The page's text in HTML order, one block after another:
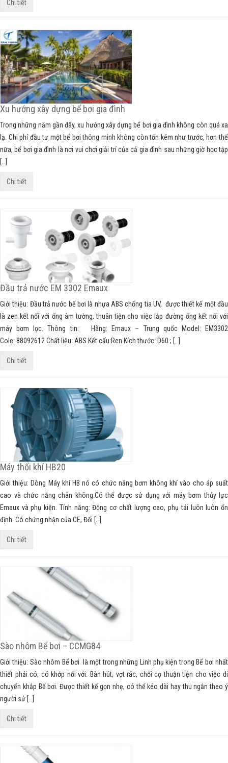
Chi tiết
Xu hướng xây dựng bể bơi gia đình
Trong những năm gần đây, xu hướng xây dựng bể bơi gia đình không còn quá xa
lạ. Chi phí đầu tư một bể bơi thông minh không còn tốn kém như trước, hơn thế
nữa, bể bơi gia đình là nơi vui chơi giải trí của cả gia đình sau những giờ học tập
[…]
Chi tiết
Đầu trả nước EM 3302 Emaux
Giới thiệu: Đầu trả nước bể bơi là nhựa ABS chống tia UV, được thiết kế một đầu
là zen kết nối với ống âm tường, thuân tiện cho việc lắp đường ống kết nối với
máy bơm lọc. Thông tin: Hãng: Emaux – Trung quốc Model: EM3302
Cole: 88092612 Chất liệu: ABS Kết cấu:Ren Kích thước: D60 ; […]
Chi tiết
Máy thổi khí HB20
Giới thiệu: Dòng Máy khí HB nó có chức năng bơm không khí vào cho áp suất
cao và chức năng chân không.Có thể được sử dụng với máy bơm thủy lực
Emaux và phụ kiện. Tính năng: Động cơ chất lượng cao, phụ tải luôn luôn ổn
định. Có chứng nhận của CE, Đối […]
Chi tiết
Sào nhôm Bể bơi – CCMG84
Giới thiệu: Sào nhôm Bể bơi là một trong những Linh phụ kiện trong Bể bơi nhất
thiết phải có, có khớp nối với: Bàn hút, vợt rác, chổi cọ thuận tiện cho việc di
chuyển khắp Bể bơi. Được thiết kế gọn nhẹ, có thể kéo dài hay thu ngắn theo ý
người sử […]
Chi tiết